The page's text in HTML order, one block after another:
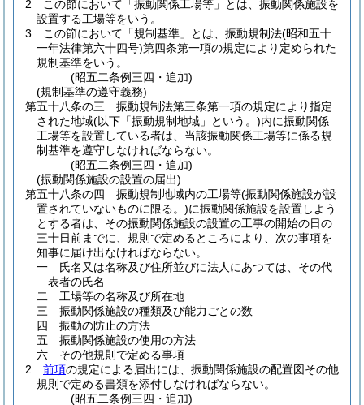
2
この節において「振動関係工場等」とは、振動関係施設を
設置する工場等をいう。
3
この節において「規制基準」とは、振動規制法(昭和五十
一年法律第六十四号)第四条第一項の規定により定められた
規制基準をいう。
(昭五二条例三四・追加)
(規制基準の遵守義務)
第五十八条の三
振動規制法第三条第一項の規定により指定
された地域(以下「振動規制地域」という。)内に振動関係
工場等を設置している者は、当該振動関係工場等に係る規
制基準を遵守しなければならない。
(昭五二条例三四・追加)
(振動関係施設の設置の届出)
第五十八条の四
振動規制地域内の工場等(振動関係施設が設
置されていないものに限る。)に振動関係施設を設置しよう
とする者は、その振動関係施設の設置の工事の開始の日の
三十日前までに、規則で定めるところにより、次の事項を
知事に届け出なければならない。
一
氏名又は名称及び住所並びに法人にあつては、その代
表者の氏名
二
工場等の名称及び所在地
三
振動関係施設の種類及び能力ごとの数
四
振動の防止の方法
五
振動関係施設の使用の方法
六
その他規則で定める事項
2
前項の規定による届出には、振動関係施設の配置図その他
規則で定める書類を添付しなければならない。
(昭五二条例三四・追加)